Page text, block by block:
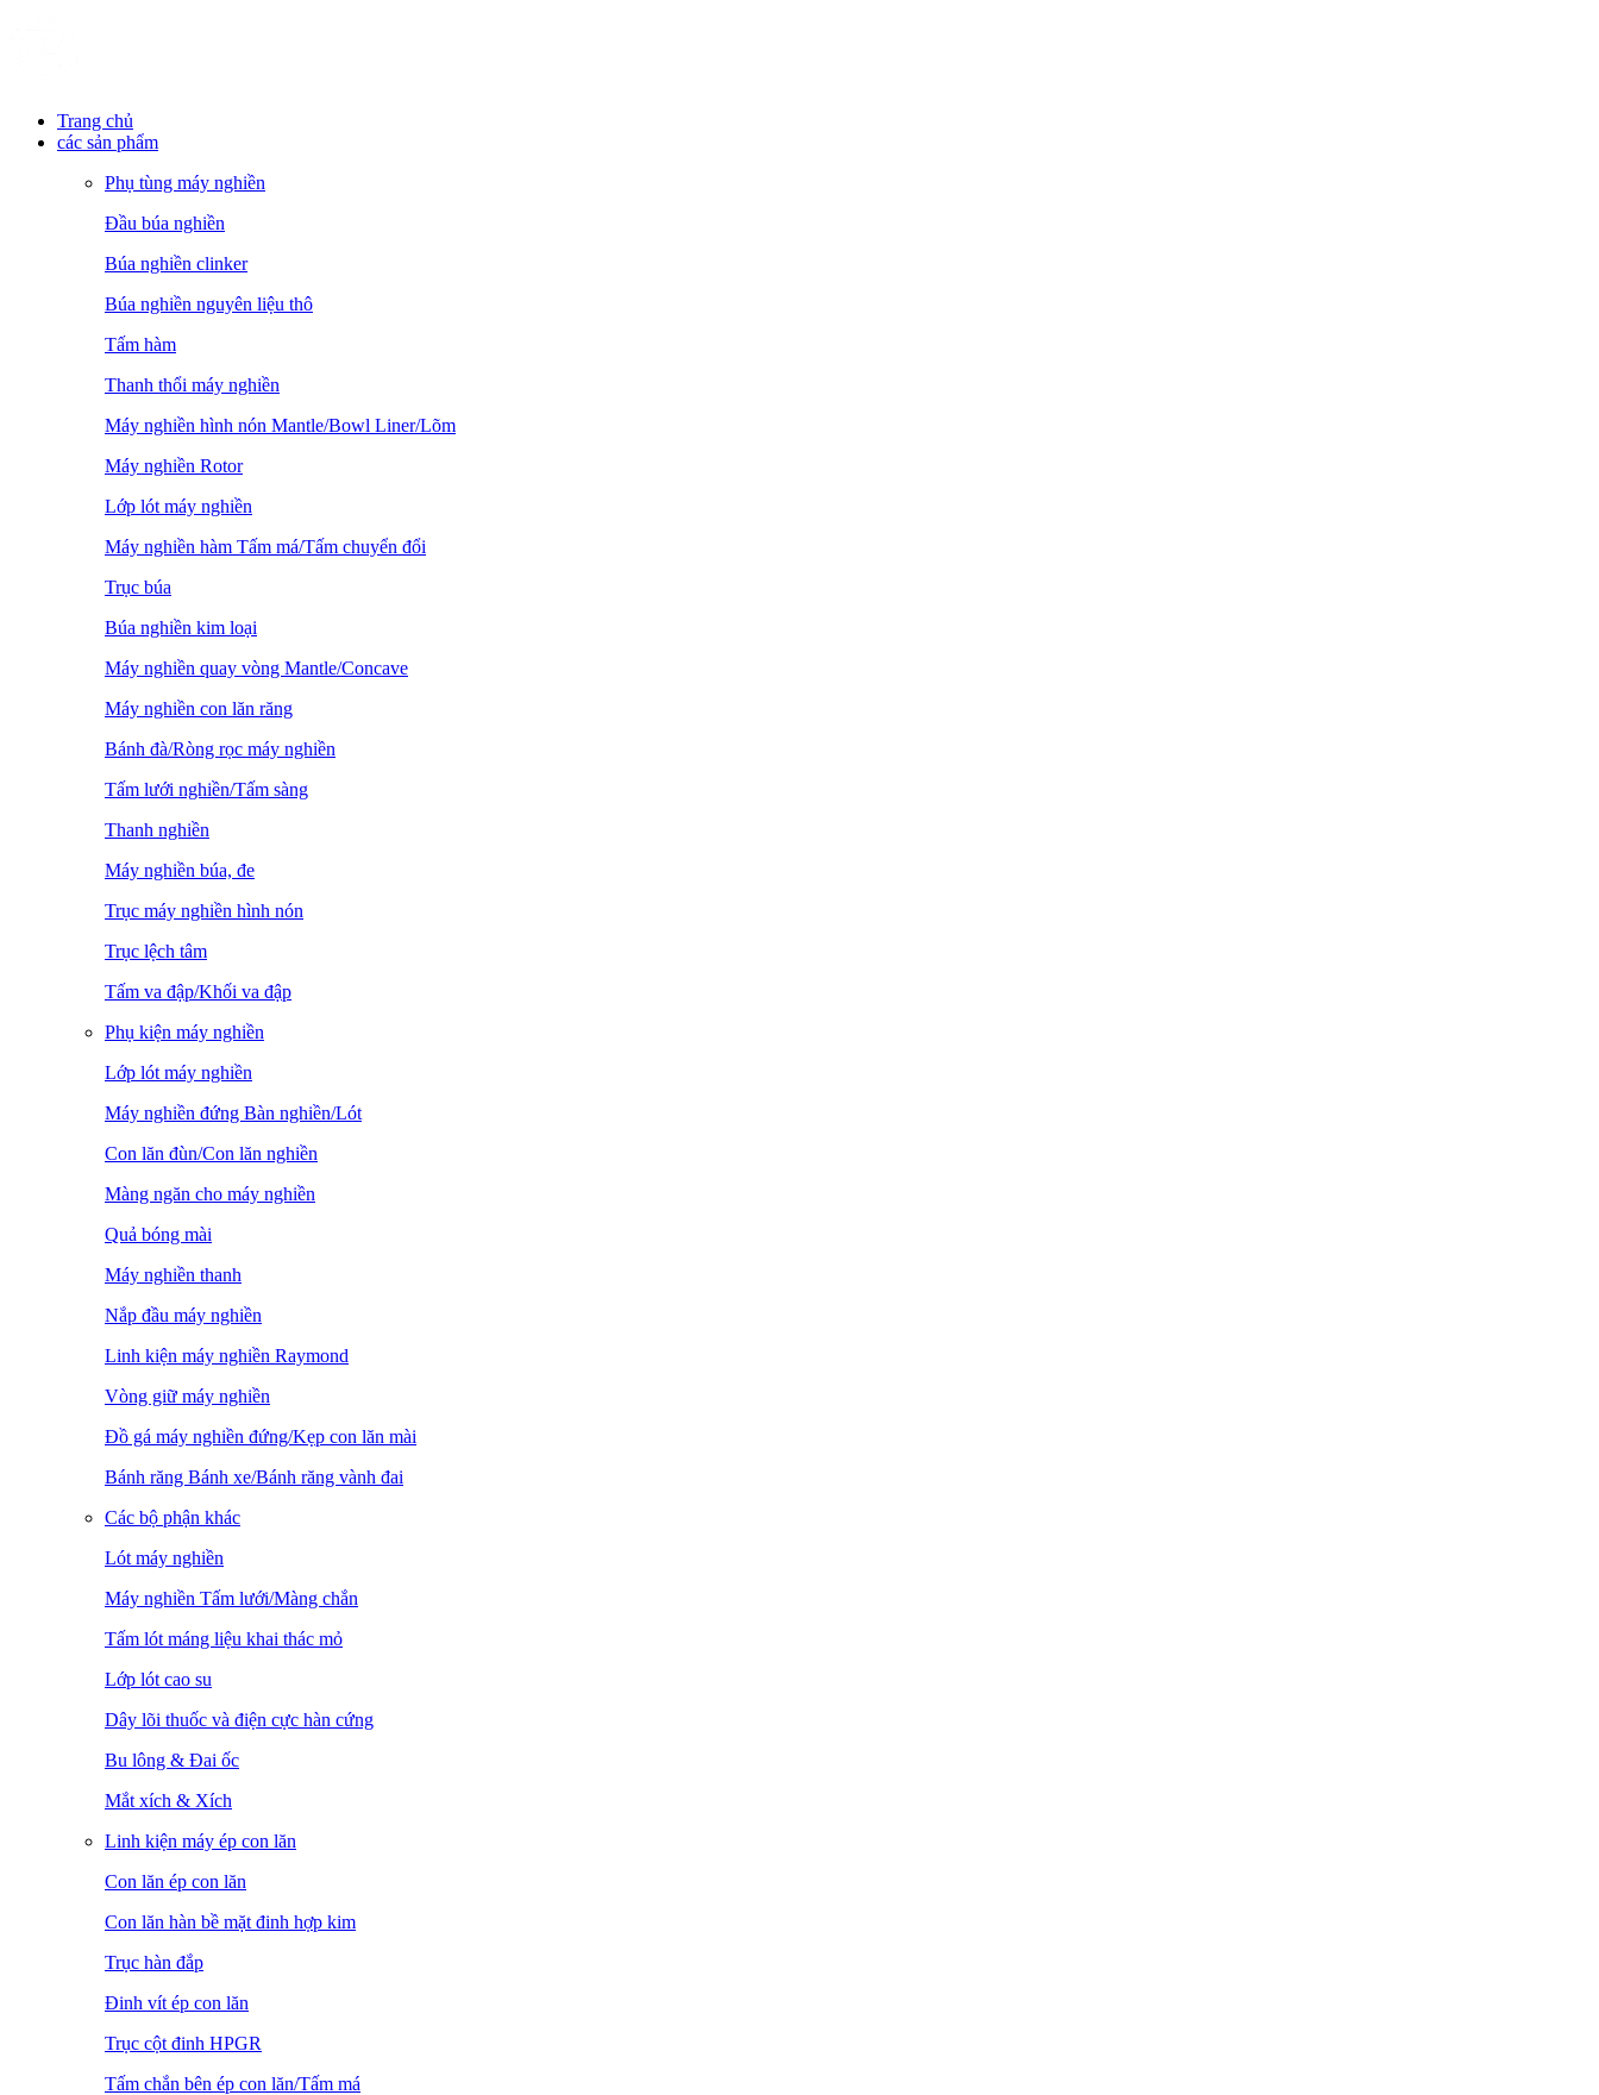
Trang chủ
các sản phẩm
Phụ tùng máy nghiền
Đầu búa nghiền
Búa nghiền clinker
Búa nghiền nguyên liệu thô
Tấm hàm
Thanh thổi máy nghiền
Máy nghiền hình nón Mantle/Bowl Liner/Lõm
Máy nghiền Rotor
Lớp lót máy nghiền
Máy nghiền hàm Tấm má/Tấm chuyển đổi
Trục búa
Búa nghiền kim loại
Máy nghiền quay vòng Mantle/Concave
Máy nghiền con lăn răng
Bánh đà/Ròng rọc máy nghiền
Tấm lưới nghiền/Tấm sàng
Thanh nghiền
Máy nghiền búa, đe
Trục máy nghiền hình nón
Trục lệch tâm
Tấm va đập/Khối va đập
Phụ kiện máy nghiền
Lớp lót máy nghiền
Máy nghiền đứng Bàn nghiền/Lót
Con lăn đùn/Con lăn nghiền
Màng ngăn cho máy nghiền
Quả bóng mài
Máy nghiền thanh
Nắp đầu máy nghiền
Linh kiện máy nghiền Raymond
Vòng giữ máy nghiền
Đồ gá máy nghiền đứng/Kẹp con lăn mài
Bánh răng Bánh xe/Bánh răng vành đai
Các bộ phận khác
Lót máy nghiền
Máy nghiền Tấm lưới/Màng chắn
Tấm lót máng liệu khai thác mỏ
Lớp lót cao su
Dây lõi thuốc và điện cực hàn cứng
Bu lông & Đai ốc
Mắt xích & Xích
Linh kiện máy ép con lăn
Con lăn ép con lăn
Con lăn hàn bề mặt đinh hợp kim
Trục hàn đắp
Đinh vít ép con lăn
Trục cột đinh HPGR
Tấm chắn bên ép con lăn/Tấm má